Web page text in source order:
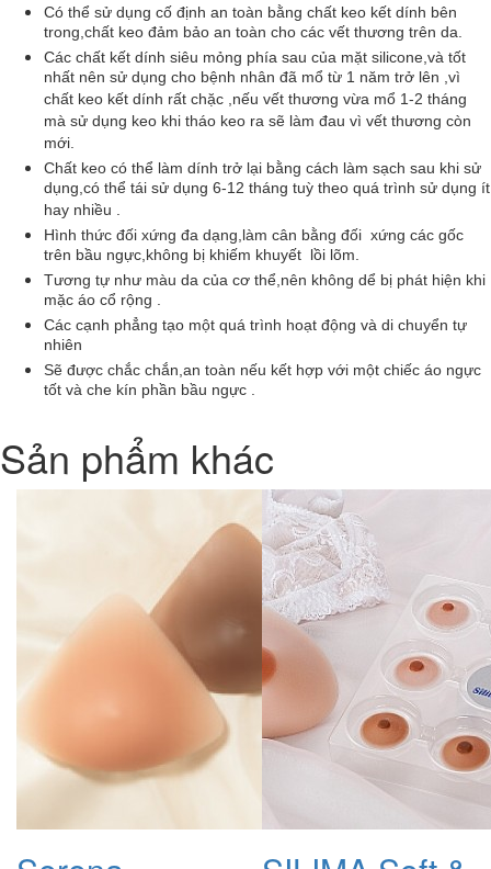
Có thể sử dụng cố định an toàn bằng chất keo kết dính bên
trong,chất keo đảm bảo an toàn cho các vết thương trên da.
Các chất kết dính siêu mỏng phía sau của mặt silicone,và tốt
nhất nên sử dụng cho bệnh nhân đã mổ từ 1 năm trở lên ,vì
chất keo kết dính rất chặc ,nếu vết thương vừa mổ 1-2 tháng
mà sử dụng keo khi tháo keo ra sẽ làm đau vì vết thương còn
mới.
Chất keo có thể làm dính trở lại bằng cách làm sạch sau khi sử
dụng,có thể tái sử dụng 6-12 tháng tuỳ theo quá trình sử dụng ít
hay nhiều .
Hình thức đối xứng đa dạng,làm cân bằng đối xứng các gốc
trên bầu ngực,không bị khiếm khuyết lồi lõm.
Tương tự như màu da của cơ thể,nên không dể bị phát hiện khi
mặc áo cổ rộng .
Các cạnh phẳng tạo một quá trình hoạt động và di chuyển tự
nhiên
Sẽ được chắc chắn,an toàn nếu kết hợp với một chiếc áo ngực
tốt và che kín phần bầu ngực .
Sản phẩm khác